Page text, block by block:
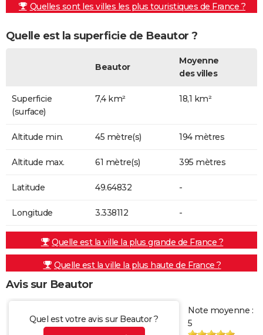
Quelles sont les villes les plus touristiques de France ?
Quelle est la superficie de Beautor ?
Beautor
Moyenne
des villes
Superficie
(surface)
7,4 km² 18,1 km²
Altitude min. 45 mètre(s) 194 mètres
Altitude max. 61 mètre(s) 395 mètres
Latitude 49.64832 -
Longitude 3.338112 -
Quelle est la ville la plus grande de France ?
Quelle est la ville la plus haute de France ?
Avis sur Beautor
Quel est votre avis sur Beautor ?
Note moyenne :
5